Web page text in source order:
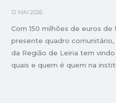
12 MAI 2026
Com 150 milhões de euros
presente quadro
da Região de Leiria tem
quais e quem é quem na